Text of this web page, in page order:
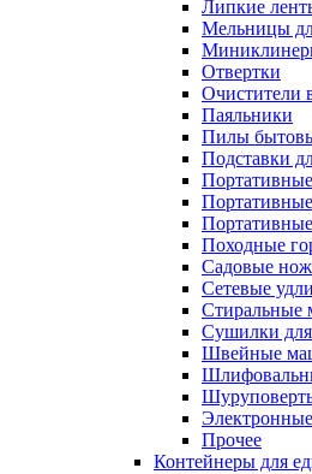
Липкие
Мельницы
Отвертки
Очистители
Паяльники
Пилы
Подставки
Походные
Садовые
Сетевые
Стиральные
Сушилки для
Швейные
Прочее
Контейнеры для